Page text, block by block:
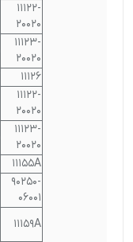
11122-
20020
11123-
20020
11126
11122-
20020
11123-
20020
11155A
90250-
06001
11159A